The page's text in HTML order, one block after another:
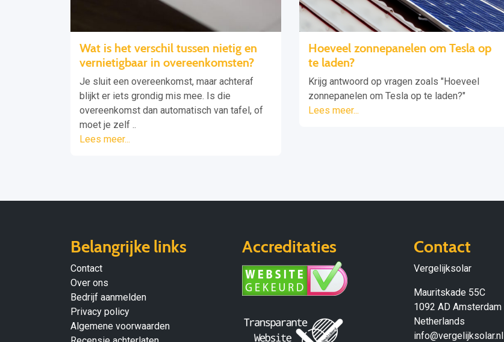
Wat is het verschil tussen nietig en
vernietigbaar in overeenkomsten?
Je sluit een overeenkomst, maar achteraf
blijkt er iets grondig mis mee. Is die
overeenkomst dan automatisch van tafel, of
moet je zelf ..
Lees meer...
Hoeveel zonnepanelen om Tesla op
te laden?
Krijg antwoord op vragen zoals "Hoeveel
zonnepanelen om Tesla op te laden?"
Lees meer...
Belangrijke links
Contact
Over ons
Bedrijf aanmelden
Privacy policy
Algemene voorwaarden
Accreditaties Contact
Vergelijksolar
Mauritskade 55C
1092 AD Amsterdam
Netherlands
info@vergelijksolar.nl